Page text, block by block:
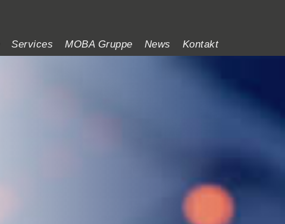
Services MOBA Gruppe News Kontakt